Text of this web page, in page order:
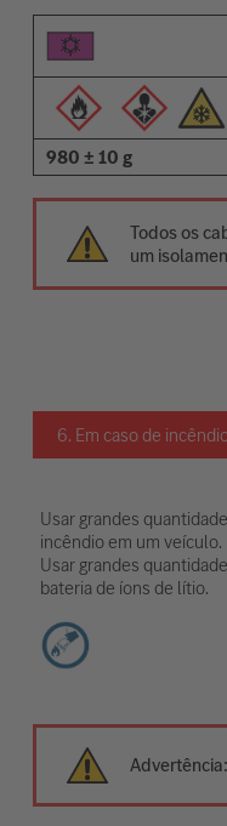
980 ± 10 g
Todos os
um
6. Em caso de
Usar grandes
incêndio em um veículo.
Usar grandes
bateria de íons de lítio.